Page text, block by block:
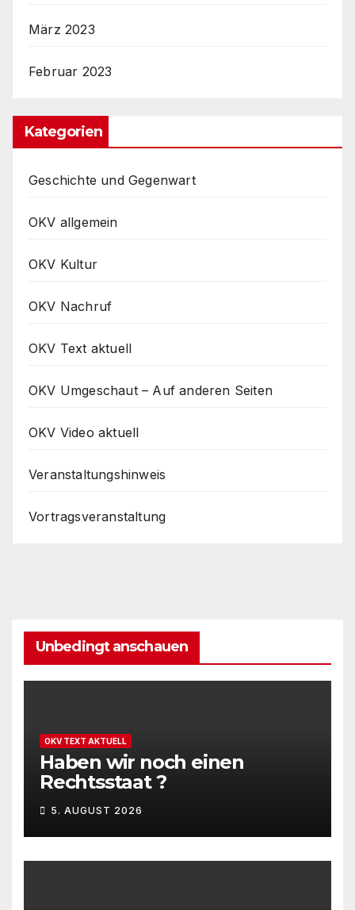
März 2023
Februar 2023
Kategorien
Geschichte und Gegenwart
OKV allgemein
OKV Kultur
OKV Nachruf
OKV Text aktuell
OKV Umgeschaut – Auf anderen Seiten
OKV Video aktuell
Veranstaltungshinweis
Vortragsveranstaltung
Unbedingt anschauen
OKV TEXT AKTUELL
Haben wir noch einen
Rechtsstaat ?
5. AUGUST 2026